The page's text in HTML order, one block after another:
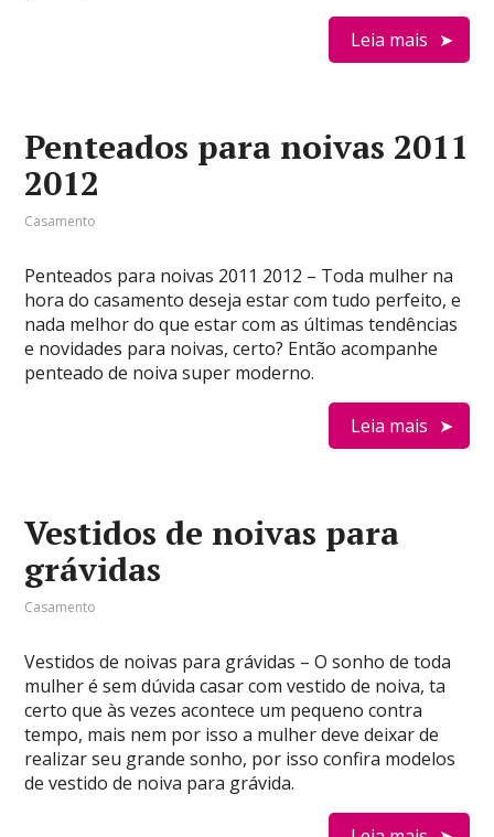
Leia mais
Penteados para noivas 2011
2012
Casamento
Penteados para noivas 2011 2012 – Toda mulher na
hora do casamento deseja estar com tudo perfeito, e
nada melhor do que estar com as últimas tendências
e novidades para noivas, certo? Então acompanhe
penteado de noiva super moderno.
Leia mais
Vestidos de noivas para
grávidas
Casamento
Vestidos de noivas para grávidas – O sonho de toda
mulher é sem dúvida casar com vestido de noiva, ta
certo que às vezes acontece um pequeno contra
tempo, mais nem por isso a mulher deve deixar de
realizar seu grande sonho, por isso confira modelos
de vestido de noiva para grávida.